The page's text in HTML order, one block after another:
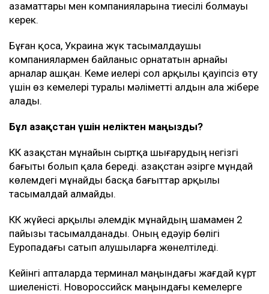
азаматтары мен компанияларына тиесілі болмауы
керек.
Бұған қоса, Украина жүк тасымалдаушы
компаниялармен байланыс орнататын арнайы
арналар ашқан. Кеме иелері сол арқылы қауіпсіз өту
үшін өз кемелері туралы мәліметті алдын ала жібере
алады.
Бұл Қазақстан үшін неліктен маңызды?
КҚК Қазақстан мұнайын сыртқа шығарудың негізгі
бағыты болып қала береді. Қазақстан әзірге мұндай
көлемдегі мұнайды басқа бағыттар арқылы
тасымалдай алмайды.
КҚК жүйесі арқылы әлемдік мұнайдың шамамен 2
пайызы тасымалданады. Оның едәуір бөлігі
Еуропадағы сатып алушыларға жөнелтіледі.
Кейінгі апталарда терминал маңындағы жағдай күрт
шиеленісті. Новороссийск маңындағы кемелерге